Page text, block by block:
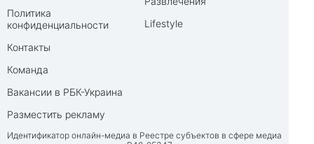
Политика
конфиденциальности
Контакты
Команда
Вакансии в РБК-Украина
Разместить рекламу
Lifestyle
Идентификатор онлайн-медиа в Реестре субъектов в сфере медиа